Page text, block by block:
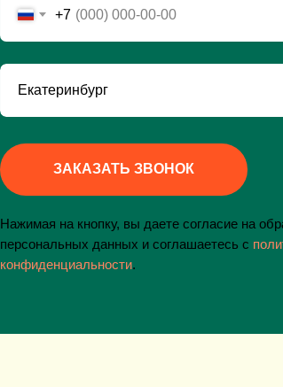
+7
ЗАКАЗАТЬ ЗВОНОК
Нажимая на кнопку, вы даете согласие на
персональных данных и соглашаетесь c
конфиденциальности.